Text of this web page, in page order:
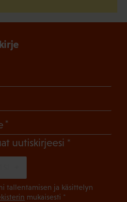
uutiskirjeesi (Pakollinen)
tallentamisen ja käsittelyn
mukaisesti *